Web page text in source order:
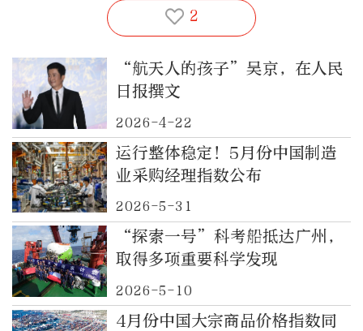
2
“航天人的孩子”吴京，在人民
日报撰文
2026-4-22
运行整体稳定！5月份中国制造
业采购经理指数公布
2026-5-31
“探索一号”科考船抵达广州，
取得多项重要科学发现
2026-5-10
4月份中国大宗商品价格指数同